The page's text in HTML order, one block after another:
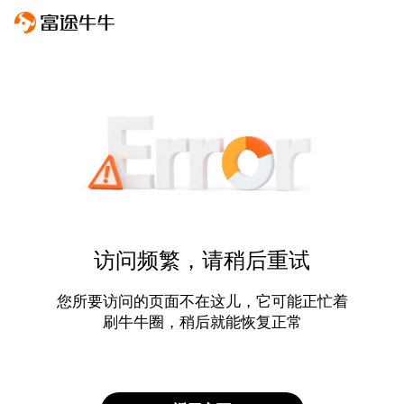
访问频繁，请稍后重试
您所要访问的页面不在这儿，它可能正忙着
刷牛牛圈，稍后就能恢复正常